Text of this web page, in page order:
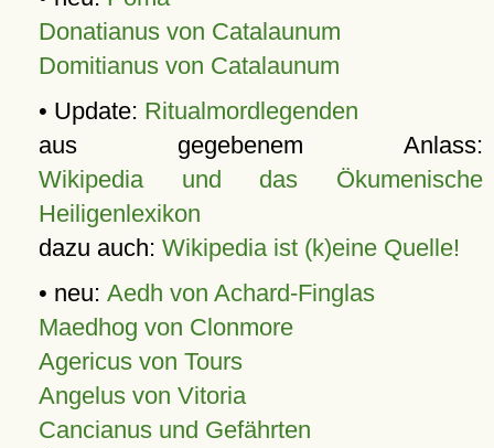
Donatianus von Catalaunum
Domitianus von Catalaunum
• Update: Ritualmordlegenden
aus gegebenem Anlass:
Wikipedia und das Ökumenische
Heiligenlexikon
dazu auch: Wikipedia ist (k)eine Quelle!
• neu: Aedh von Achard-Finglas
Maedhog von Clonmore
Agericus von Tours
Angelus von Vitoria
Cancianus und Gefährten